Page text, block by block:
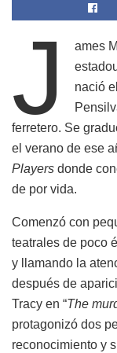
J
ames
nació
ferretero. Se
el verano de ese
Players donde
de por vida.
Comenzó con
teatrales de poco
y llamando la
después de
Tracy en “The
protagonizó dos
reconocimiento y